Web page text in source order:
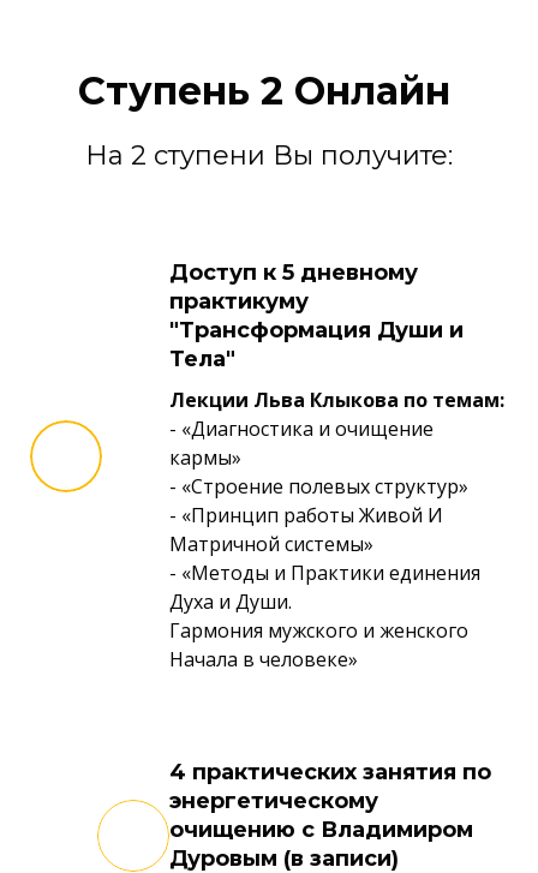
Ступень 2 Онлайн
На 2 ступени Вы получите:
Доступ к 5 дневному
практикуму
"Трансформация Души и
Тела"
Лекции Льва Клыкова по темам:
- «Диагностика и очищение
кармы»
- «Строение полевых структур»
- «Принцип работы Живой И
Матричной системы»
- «Методы и Практики единения
Духа и Души.
Гармония мужского и женского
Начала в человеке»
4 практических занятия по
энергетическому
очищению с Владимиром
Дуровым (в записи)